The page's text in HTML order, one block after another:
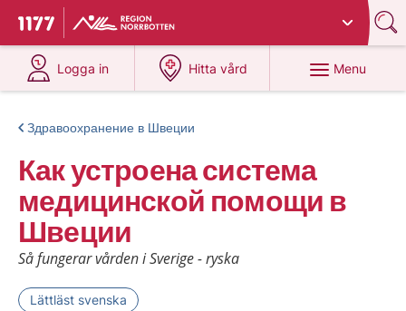
To start page for 1177
Du har valt region
Logga in
at 1177.se
Hitta vård
at 1177.se
Menu
Здравоохранение в Швеции
Как устроена система
медицинской помощи в
Швеции
Så fungerar vården i Sverige - ryska
Lättläst svenska